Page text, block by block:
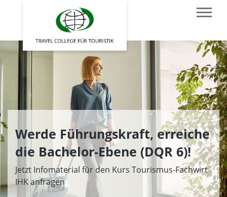
Werde Führungskraft, erreiche
die Bachelor-Ebene (DQR 6)!
Jetzt Infomaterial für den Kurs Tourismus-Fachwirt
IHK anfragen